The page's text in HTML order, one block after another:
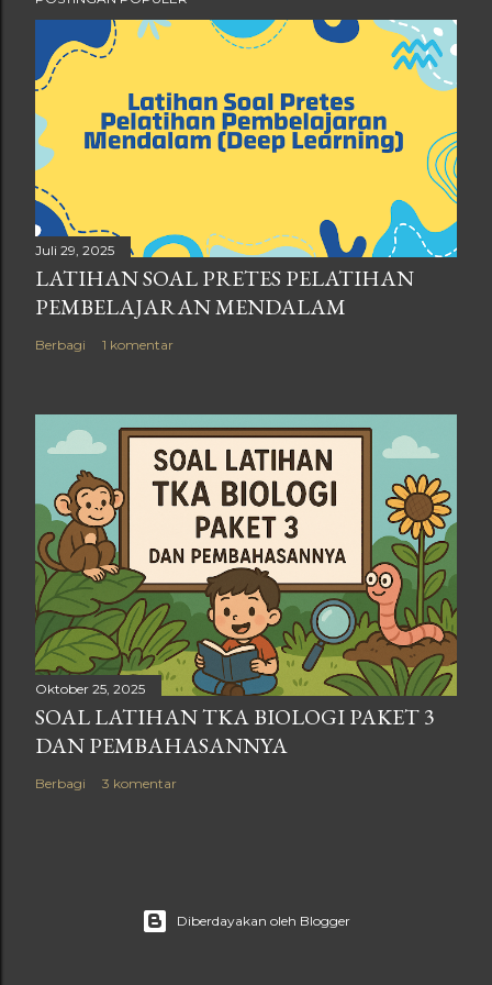
Juli 29, 2025
LATIHAN SOAL PRETES PELATIHAN
PEMBELAJARAN MENDALAM
Berbagi 1 komentar
Oktober 25, 2025
SOAL LATIHAN TKA BIOLOGI PAKET 3
DAN PEMBAHASANNYA
Berbagi 3 komentar
Diberdayakan oleh Blogger